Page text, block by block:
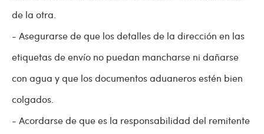
de la otra.
- Asegurarse de que los detalles de la dirección en las
etiquetas de envío no puedan mancharse ni dañarse
con agua y que los documentos aduaneros estén bien
colgados.
- Acordarse de que es la responsabilidad del remitente